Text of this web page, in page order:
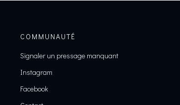
COMMUNAUTÉ
Signaler un pressage manquant
Instagram
Facebook